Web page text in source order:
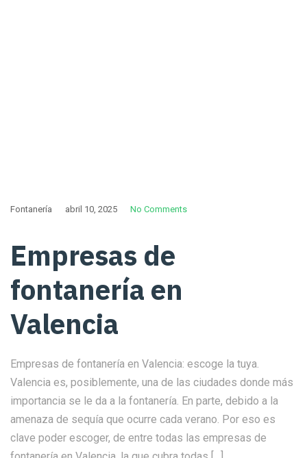
Fontanería abril 10, 2025 No Comments
Empresas de
fontanería en
Valencia
Empresas de fontanería en Valencia: escoge la tuya.
Valencia es, posiblemente, una de las ciudades donde más
importancia se le da a la fontanería. En parte, debido a la
amenaza de sequía que ocurre cada verano. Por eso es
clave poder escoger, de entre todas las empresas de